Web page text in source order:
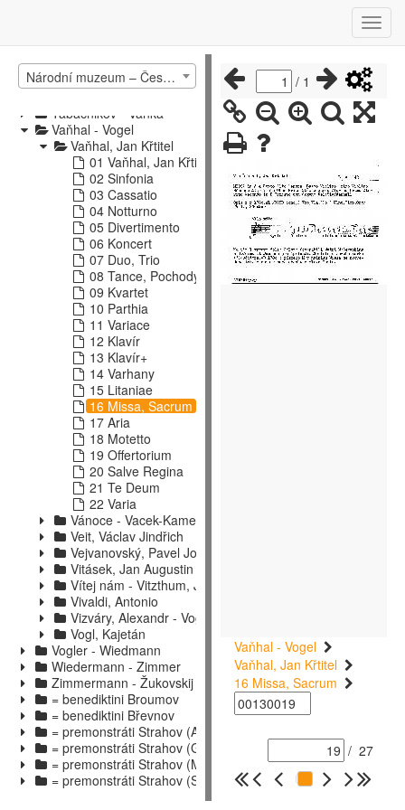
Národní muzeum – České muzeum hudby – katalog hudebnin 2
Řáha - Schmitt
Schmittbauer - Snadné skladby
Snížková - Suchánek
Tabačnikov - Vanka
Vaňhal - Vogel
Vaňhal, Jan Křtitel
01 Vaňhal, Jan Křtitel
02 Sinfonia
03 Cassatio
04 Notturno
05 Divertimento
06 Koncert
07 Duo, Trio
08 Tance, Pochody
09 Kvartet
10 Parthia
11 Variace
12 Klavír
13 Klavír+
14 Varhany
15 Litaniae
16 Missa, Sacrum
17 Aria
18 Motetto
19 Offertorium
20 Salve Regina
21 Te Deum
22 Varia
Vánoce - Vacek-Kamenický
Veit, Václav Jindřich
Vejvanovský, Pavel Josef - Vitásek, František
Vitásek, Jan Augustin
Vítej nám - Vitzthum, Joseph
Vivaldi, Antonio
Vizváry, Alexandr - Vogl, R. P.
Vogl, Kajetán
Vogler - Wiedmann
Wiedermann - Zimmer
Zimmermann - Žukovskij
= benediktini Broumov
= benediktini Břevnov
= premonstráti Strahov (A - F)
= premonstráti Strahov (G - M)
= premonstráti Strahov (M - S)
= premonstráti Strahov (S - Ž)
/ 1
Vaňhal - Vogel
Vaňhal, Jan Křtitel
16 Missa, Sacrum
/ 27